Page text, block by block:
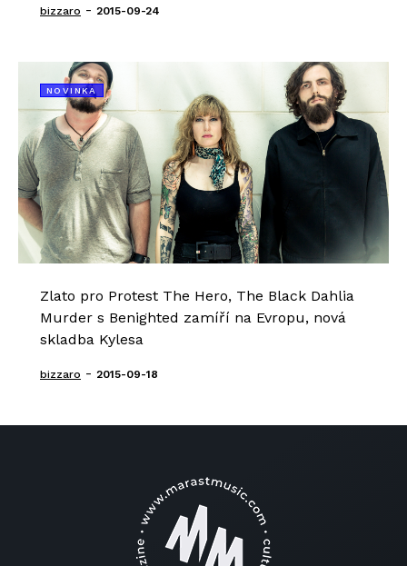
bizzaro - 2015-09-24
NOVINKA
Zlato pro Protest The Hero, The Black Dahlia
Murder s Benighted zamíří na Evropu, nová
skladba Kylesa
bizzaro - 2015-09-18